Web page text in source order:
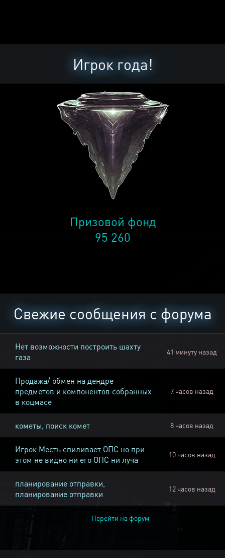
Игрок года!
Призовой фонд
95 260
Свежие сообщения с форума
Нет возможности построить шахту
газа
41 минуту назад
Продажа/ обмен на дендре
предметов и компонентов собранных
в коцмасе
7 часов назад
кометы, поиск комет 8 часов назад
Игрок Месть спиливает ОПС но при
этом не видно ни его ОПС ни луча
10 часов назад
планирование отправки,
планирование отправки
12 часов назад
Перейти на форум